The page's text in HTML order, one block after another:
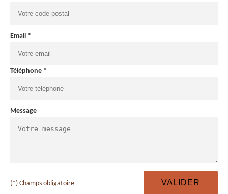
Email *
Téléphone *
Message
(*) Champs obligatoire